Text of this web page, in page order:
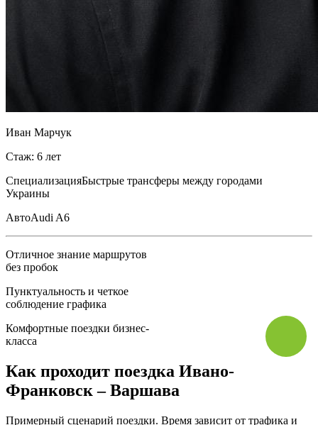
Иван Марчук
Стаж: 6 лет
СпециализацияБыстрые трансферы между городами
Украины
АвтоAudi A6
Отличное знание маршрутов
без пробок
Пунктуальность и четкое
соблюдение графика
Комфортные поездки бизнес-
класса
Как проходит поездка Ивано-
Франковск – Варшава
Примерный сценарий поездки. Время зависит от трафика и